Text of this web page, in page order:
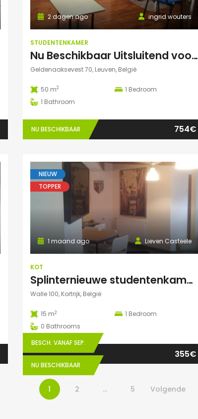
ingrid wouters
2 dagen ago
STUDENTENKAMER
Nu Beschikbaar Uitsluitend voor Augustus 2026 in Leuven Studio
Geldenaaksevest 70, Leuven, België
50 m2 1 Bedroom
1 Bathroom
NU BESCHIKBAAR 754€
NIEUW
TOPPER
Lieven Casteele
1 maand ago
KOT
Splinternieuwe studentenkamer te huur in authentiek herenhuis
Walle 100, Kortrijk, België
15 m2 1 Bedroom
0 Bathrooms
BESCH. VANAF SEP.
NU BESCHIKBAAR
355€
1 2 … 5 Volgende